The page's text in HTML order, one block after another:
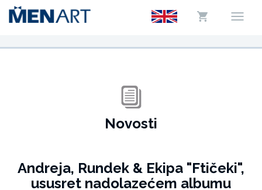
Novosti
Andreja, Rundek & Ekipa "Ftičeki",
ususret nadolazećem albumu